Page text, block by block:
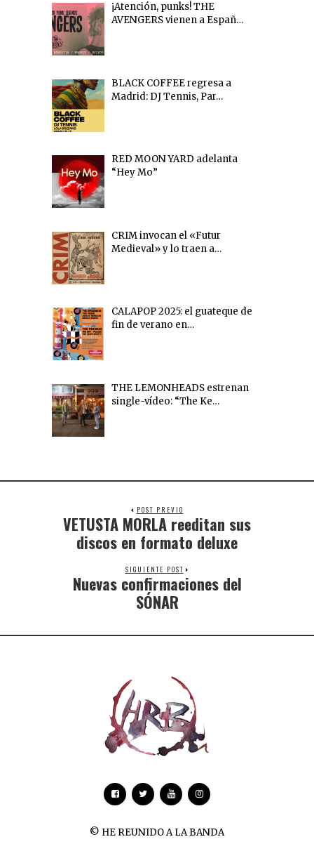
¡Atención, punks! THE
AVENGERS vienen a Españ…
BLACK COFFEE regresa a
Madrid: DJ Tennis, Par…
RED MOON YARD adelanta
“Hey Mo”
CRIM invocan el «Futur
Medieval» y lo traen a…
CALAPOP 2025: el guateque de
fin de verano en…
THE LEMONHEADS estrenan
single-vídeo: “The Ke…
POST PREVIO
VETUSTA MORLA reeditan sus
discos en formato deluxe
SIGUIENTE POST
Nuevas confirmaciones del
SÓNAR
© HE REUNIDO A LA BANDA